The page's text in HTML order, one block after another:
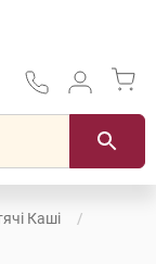
Каші